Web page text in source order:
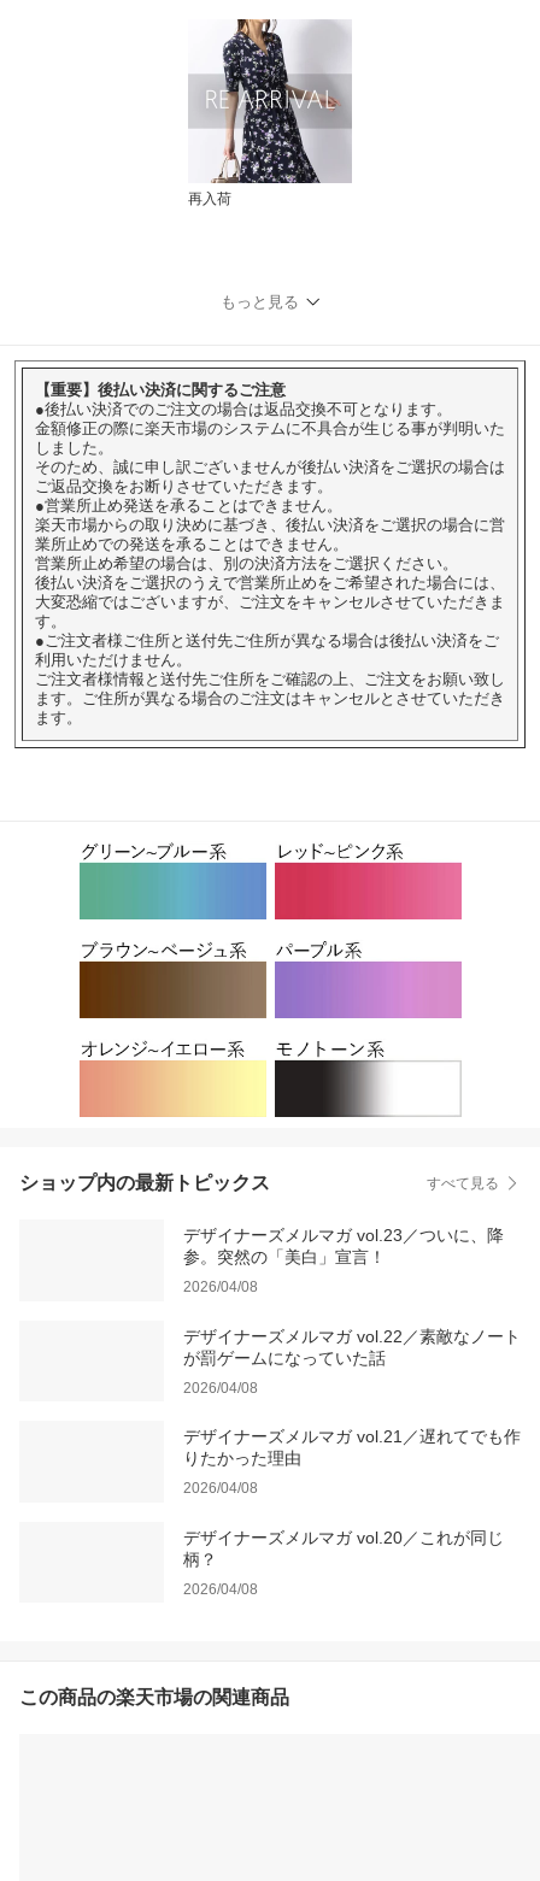
再入荷
もっと見る
【重要】後払い決済に関するご注意
●後払い決済でのご注文の場合は返品交換不可となります。
金額修正の際に楽天市場のシステムに不具合が生じる事が判明いた
しました。
そのため、誠に申し訳ございませんが後払い決済をご選択の場合は
ご返品交換をお断りさせていただきます。
●営業所止め発送を承ることはできません。
楽天市場からの取り決めに基づき、後払い決済をご選択の場合に営
業所止めでの発送を承ることはできません。
営業所止め希望の場合は、別の決済方法をご選択ください。
後払い決済をご選択のうえで営業所止めをご希望された場合には、
大変恐縮ではございますが、ご注文をキャンセルさせていただきま
す。
●ご注文者様ご住所と送付先ご住所が異なる場合は後払い決済をご
利用いただけません。
ご注文者様情報と送付先ご住所をご確認の上、ご注文をお願い致し
ます。ご住所が異なる場合のご注文はキャンセルとさせていただき
ます。
ショップ内の最新トピックス すべて見る
デザイナーズメルマガ vol.23／ついに、降
参。突然の「美白」宣言！
2026/04/08
デザイナーズメルマガ vol.22／素敵なノート
が罰ゲームになっていた話
2026/04/08
デザイナーズメルマガ vol.21／遅れてでも作
りたかった理由
2026/04/08
デザイナーズメルマガ vol.20／これが同じ
柄？
2026/04/08
この商品の楽天市場の関連商品